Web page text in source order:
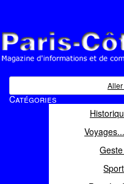
Magazine d'informations et
Catégories